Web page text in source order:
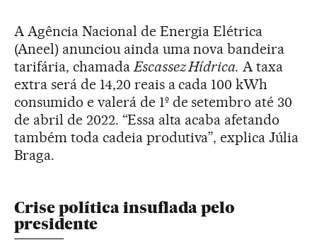
A Agência Nacional de Energia Elétrica
(Aneel) anunciou ainda uma nova bandeira
tarifária, chamadaEscassez Hídrica. A taxa
extra será de 14,20 reais a cada 100 kWh
consumido e valerá de 1º de setembro até 30
de abril de 2022. “Essa alta acaba afetando
também toda cadeia produtiva”, explica Júlia
Braga.
Crise política insuflada pelo
presidente